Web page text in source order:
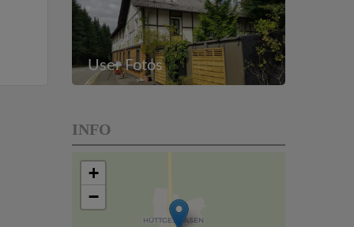
User Fotos
INFO
+
−